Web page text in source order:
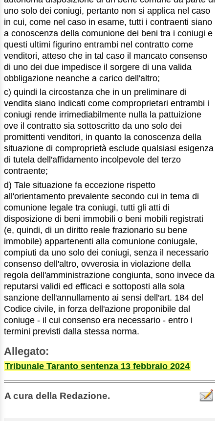
uno solo dei coniugi, pertanto non si applica nel caso
in cui, come nel caso in esame, tutti i contraenti siano
a conoscenza della comunione dei beni tra i coniugi e
questi ultimi figurino entrambi nel contratto come
venditori, atteso che in tal caso il mancato consenso
di uno dei due impedisce il sorgere di una valida
obbligazione neanche a carico dell'altro;
c) quindi la circostanza che in un preliminare di
vendita siano indicati come comproprietari entrambi i
coniugi rende irrimediabilmente nulla la pattuizione
ove il contratto sia sottoscritto da uno solo dei
promittenti venditori, in quanto la conoscenza della
situazione di comproprietà esclude qualsiasi esigenza
di tutela dell'affidamento incolpevole del terzo
contraente;
d) Tale situazione fa eccezione rispetto
all'orientamento prevalente secondo cui in tema di
comunione legale tra coniugi, tutti gli atti di
disposizione di beni immobili o beni mobili registrati
(e, quindi, di un diritto reale frazionario su bene
immobile) appartenenti alla comunione coniugale,
compiuti da uno solo dei coniugi, senza il necessario
consenso dell'altro, ovverosia in violazione della
regola dell'amministrazione congiunta, sono invece da
reputarsi validi ed efficaci e sottoposti alla sola
sanzione dell'annullamento ai sensi dell'art. 184 del
Codice civile, in forza dell'azione proponibile dal
coniuge - il cui consenso era necessario - entro i
termini previsti dalla stessa norma.
Allegato:
Tribunale Taranto sentenza 13 febbraio 2024
A cura della Redazione.